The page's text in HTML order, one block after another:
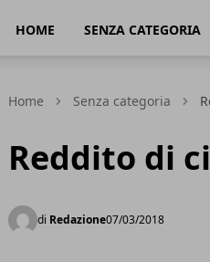
HOME SENZA CATEGORIA
Home Senza categoria
Reddito di
di Redazione07/03/2018